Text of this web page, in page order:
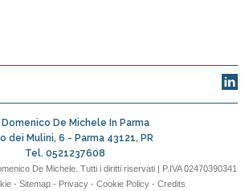
Domenico De Michele In Parma
dei Mulini, 6 - Parma 43121, PR
Tel. 0521237608
De Michele. Tutti i diritti riservati | P.IVA 02470390341
- Sitemap- Privacy- Cookie Policy- Credits